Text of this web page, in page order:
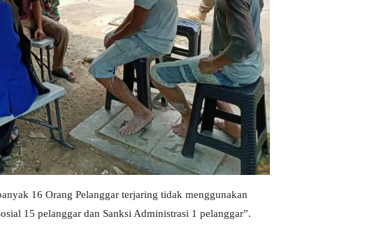
16 Orang Pelanggar terjaring tidak menggunakan
15 pelanggar dan Sanksi Administrasi 1 pelanggar”.